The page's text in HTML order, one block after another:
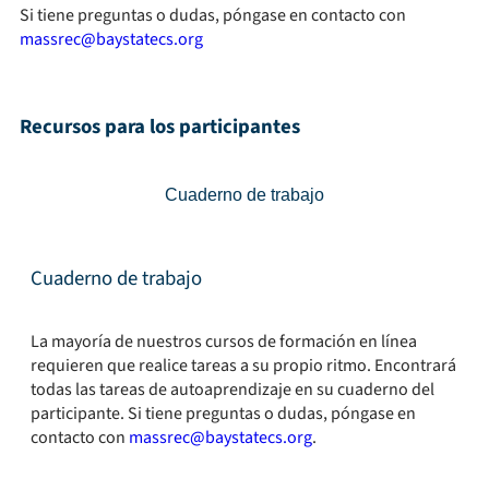
Si tiene preguntas o dudas, póngase en contacto con
massrec@baystatecs.org
Recursos para los participantes
Cuaderno de trabajo
Cuaderno de trabajo
La mayoría de nuestros cursos de formación en línea
requieren que realice tareas a su propio ritmo. Encontrará
todas las tareas de autoaprendizaje en su cuaderno del
participante. Si tiene preguntas o dudas, póngase en
contacto con massrec@baystatecs.org.